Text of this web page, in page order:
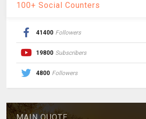
100+ Social Counters
41400 Followers
19800 Subscribers
4800 Followers